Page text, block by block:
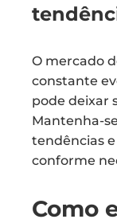
O mercado
constante
pode deixar
Mantenha-
tendências
conforme
Como